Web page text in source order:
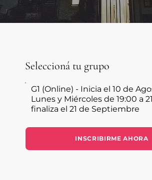
Seleccioná tu grupo
G1 (Online) - Inicia el 10 de
Lunes y Miércoles de 19:00 a
finaliza el 21 de Septiembre
INSCRIBIRME AHORA